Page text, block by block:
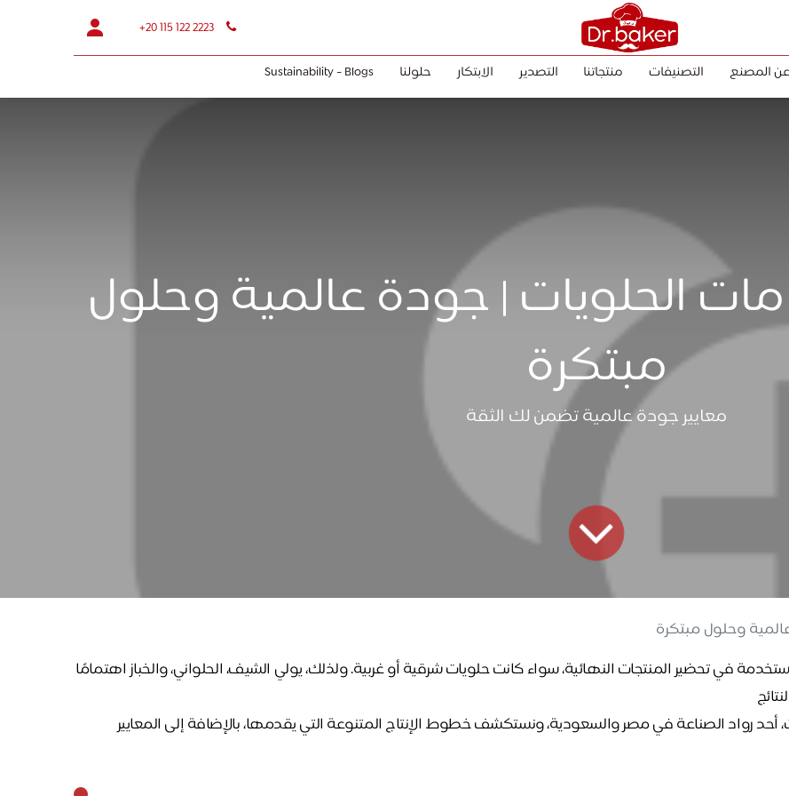
+20 115 122 2223
عن المصنع التصنيفات منتجاتنا التصدير الابتكار حلولنا Sustainability - Blogs
الحلويات | جودة عالمية وحلول
مبتكرة
معايير جودة عالمية تضمن لك الثقة
وحلول مبتكرة
في تحضير المنتجات النهائية، سواء كانت حلويات شرقية أو غربية. ولذلك، يولي الشيف، الحلواني، والخباز اهتمامًا
رواد الصناعة في مصر والسعودية، ونستكشف خطوط الإنتاج المتنوعة التي يقدمها، بالإضافة إلى المعايير